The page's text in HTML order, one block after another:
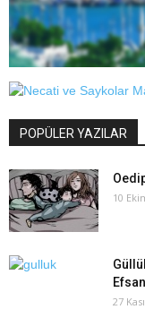
POPÜLER YAZILAR
10
27